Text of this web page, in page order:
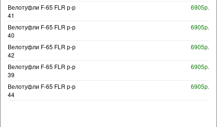
Велотуфли F-65 FLR р-р
41
6905р.
Велотуфли F-65 FLR р-р
40
6905р.
Велотуфли F-65 FLR р-р
42
6905р.
Велотуфли F-65 FLR р-р
39
6905р.
Велотуфли F-65 FLR р-р
44
6905р.